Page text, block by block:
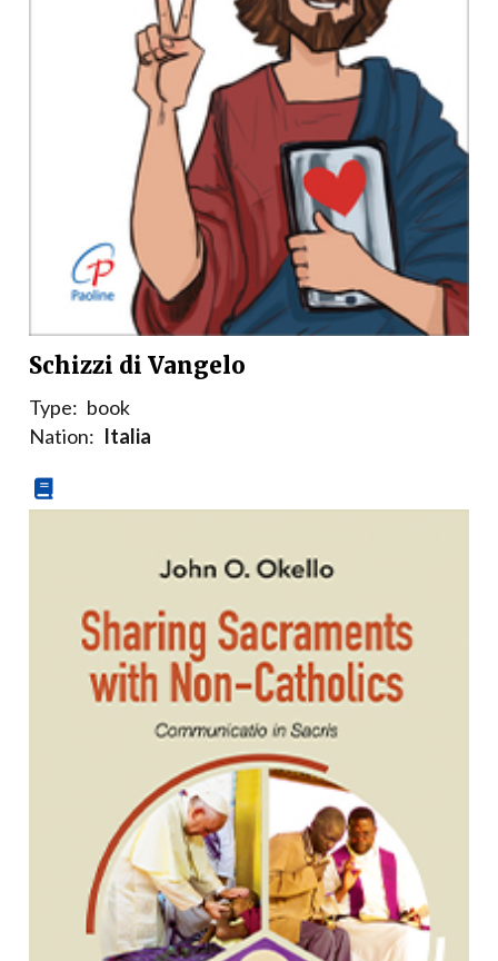
Schizzi di Vangelo
Type: book
Nation: Italia